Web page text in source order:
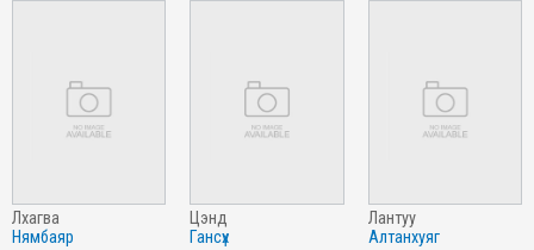
лхагва
нямбаяр
цэнд
гансүх
лантуу
алтанхуяг